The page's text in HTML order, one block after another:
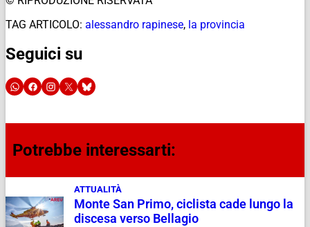
TAG ARTICOLO: alessandro rapinese, la provincia
Seguici su
Potrebbe interessarti:
ATTUALITÀ
Monte San Primo, ciclista cade lungo la
discesa verso Bellagio